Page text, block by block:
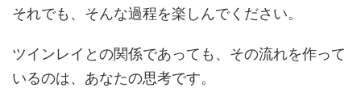
それでも、そんな過程を楽しんでください。
ツインレイとの関係であっても、その流れを作って
いるのは、あなたの思考です。